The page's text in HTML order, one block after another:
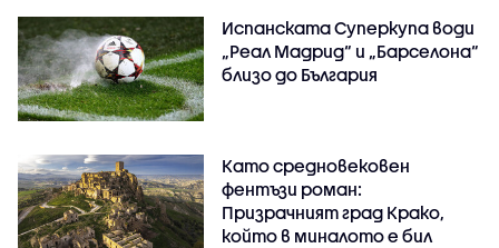
Испанската Суперкупа води
„Реал Мадрид“ и „Барселона“
близо до България
Като средновековен
фентъзи роман:
Призрачният град Крако,
който в миналото е бил